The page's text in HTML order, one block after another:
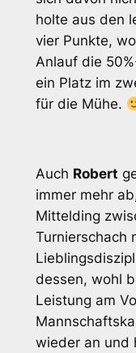
holte aus den
vier Punkte,
Anlauf die
ein Platz im
für die Mühe.
Auch Robert
immer mehr
Mittelding
Turnierschach
dessen, wohl
Leistung am
wieder an und